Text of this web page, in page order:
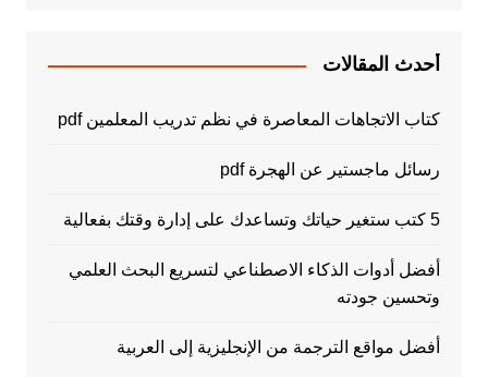
أحدث المقالات
كتاب الاتجاهات المعاصرة في نظم تدريب المعلمين pdf
رسائل ماجستير عن الهجرة pdf
5 كتب ستغير حياتك وتساعدك على إدارة وقتك بفعالية
أفضل أدوات الذكاء الاصطناعي لتسريع البحث العلمي
وتحسين جودته
أفضل مواقع الترجمة من الإنجليزية إلى العربية